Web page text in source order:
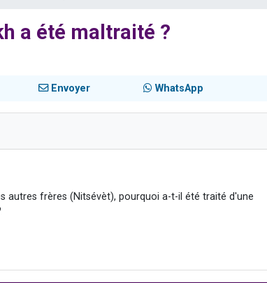
a été maltraité ?
Envoyer WhatsApp
autres frères (Nitsévèt), pourquoi a-t-il été traité d'une